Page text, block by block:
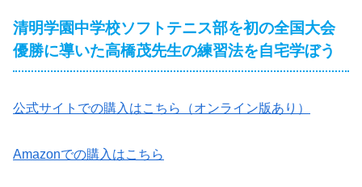
清明学園中学校ソフトテニス部を初の全国大会
優勝に導いた高橋茂先生の練習法を自宅学ぼう
公式サイトでの購入はこちら（オンライン版あり）
Amazonでの購入はこちら